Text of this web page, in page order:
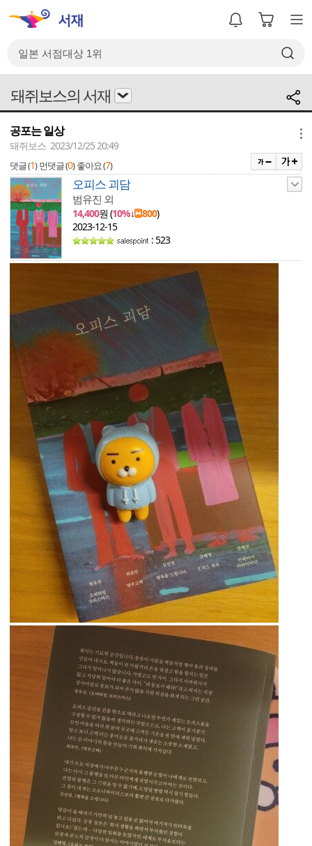
돼쥐보스의 서재
공포는 일상
돼쥐보스 2023/12/25 20:49
댓글 (1) 먼댓글 (0) 좋아요 (7)
오피스 괴담
범유진 외
14,400원 (10%↓ 800)
2023-12-15
: 523